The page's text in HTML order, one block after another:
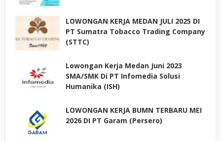
LOWONGAN KERJA MEDAN JULI 2025 DI
PT Sumatra Tobacco Trading Company
(STTC)
Lowongan Kerja Medan Juni 2023
SMA/SMK Di PT Infomedia Solusi
Humanika (ISH)
LOWONGAN KERJA BUMN TERBARU MEI
2026 DI PT Garam (Persero)